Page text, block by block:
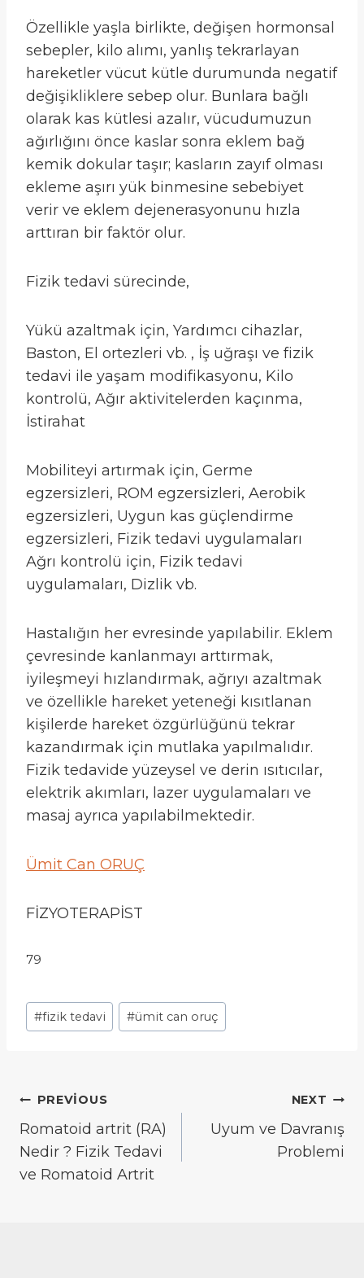
Özellikle yaşla birlikte, değişen hormonsal
sebepler, kilo alımı, yanlış tekrarlayan
hareketler vücut kütle durumunda negatif
değişikliklere sebep olur. Bunlara bağlı
olarak kas kütlesi azalır, vücudumuzun
ağırlığını önce kaslar sonra eklem bağ
kemik dokular taşır; kasların zayıf olması
ekleme aşırı yük binmesine sebebiyet
verir ve eklem dejenerasyonunu hızla
arttıran bir faktör olur.
Fizik tedavi sürecinde,
Yükü azaltmak için, Yardımcı cihazlar,
Baston, El ortezleri vb. , İş uğraşı ve fizik
tedavi ile yaşam modifikasyonu, Kilo
kontrolü, Ağır aktivitelerden kaçınma,
İstirahat
Mobiliteyi artırmak için, Germe
egzersizleri, ROM egzersizleri, Aerobik
egzersizleri, Uygun kas güçlendirme
egzersizleri, Fizik tedavi uygulamaları
Ağrı kontrolü için, Fizik tedavi
uygulamaları, Dizlik vb.
Hastalığın her evresinde yapılabilir. Eklem
çevresinde kanlanmayı arttırmak,
iyileşmeyi hızlandırmak, ağrıyı azaltmak
ve özellikle hareket yeteneği kısıtlanan
kişilerde hareket özgürlüğünü tekrar
kazandırmak için mutlaka yapılmalıdır.
Fizik tedavide yüzeysel ve derin ısıtıcılar,
elektrik akımları, lazer uygulamaları ve
masaj ayrıca yapılabilmektedir.
Ümit Can ORUÇ
FİZYOTERAPİST
79
Post
Tags:
#fizik tedavi #ümit can oruç
Yazı
gezinmesi
PREVIOUS
Romatoid artrit (RA)
Nedir ? Fizik Tedavi
ve Romatoid Artrit
NEXT
Uyum ve Davranış
Problemi